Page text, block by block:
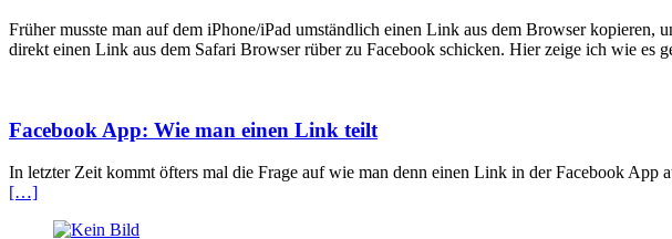
Früher musste man auf dem iPhone/iPad umständlich einen Link aus dem Browser
direkt einen Link aus dem Safari Browser rüber zu Facebook schicken. Hier zeige ich wie es
Facebook App: Wie man einen Link teilt
In letzter Zeit kommt öfters mal die Frage auf wie man denn einen Link in der Facebook
[…]